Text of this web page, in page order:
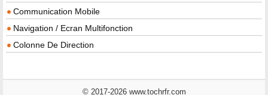
Communication Mobile
Navigation / Ecran Multifonction
Colonne De Direction
© 2017-2026 www.tochrfr.com